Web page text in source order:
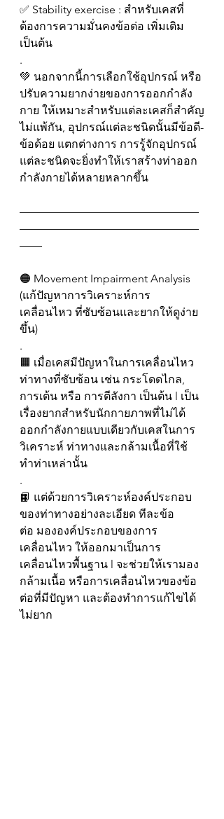
✅ Stability exercise : สำหรับเคสที่
ต้องการความมั่นคงข้อต่อ เพิ่มเติม
เป็นต้น
.
💚 นอกจากนี้การเลือกใช้อุปกรณ์ หรือ
ปรับความยากง่ายของการออกกำลัง
กาย ให้เหมาะสำหรับแต่ละเคสก็สำคัญ
ไม่แพ้กัน, อุปกรณ์แต่ละชนิดนั้นมีข้อดี-
ข้อด้อย แตกต่างการ การรู้จักอุปกรณ์
แต่ละชนิดจะยิ่งทำให้เราสร้างท่าออก
กำลังกายได้หลายหลากขึ้น
————————————————
————————————————
——
🟠 Movement Impairment Analysis
(แก้ปัญหาการวิเคราะห์การ
เคลื่อนไหว ที่ซับซ้อนและยากให้ดูง่าย
ขึ้น)
.
🟧 เมื่อเคสมีปัญหาในการเคลื่อนไหว
ท่าทางที่ซับซ้อน เช่น กระโดดไกล,
การเต้น หรือ การตีลังกา เป็นต้น l เป็น
เรื่องยากสำหรับนักกายภาพที่ไม่ได้
ออกกำลังกายแบบเดียวกับเคสในการ
วิเคราะห์ ท่าทางและกล้ามเนื้อที่ใช้
ทำท่าเหล่านั้น
.
📙 แต่ด้วยการวิเคราะห์องค์ประกอบ
ของท่าทางอย่างละเอียด ทีละข้อ
ต่อ มององค์ประกอบของการ
เคลื่อนไหว ให้ออกมาเป็นการ
เคลื่อนไหวพื้นฐาน l จะช่วยให้เรามอง
กล้ามเนื้อ หรือการเคลื่อนไหวของข้อ
ต่อที่มีปัญหา และต้องทำการแก้ไขได้
ไม่ยาก